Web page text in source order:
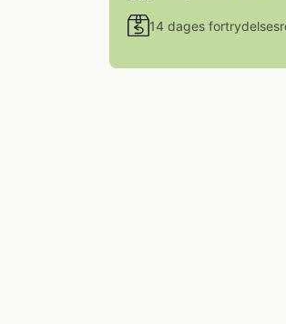
14 dages